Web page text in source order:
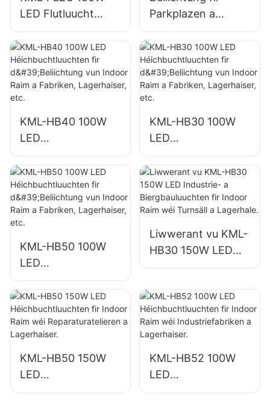
LED Flutluucht
Fournisseur fir
Outdoor Mauer- a
Beräichbeliichtung
Parkplazen a
Lagerhaiser am
Fräien KML-FL2C
200W LED
Flutluuchten
Liwwerant
KML-HB40 100W
LED
Héichbuchtluuchte
n fir d'Beliichtung
vun Indoor Raim a
Fabriken,
Lagerhaiser, etc.
KML-HB30 100W
LED
Héichbuchtluuchte
n fir d'Beliichtung
vun Indoor Raim a
Fabriken,
KML-HB50 100W
LED
Héichbuchtluuchte
n fir d'Beliichtung
vun Indoor Raim a
Fabriken,
Liwwerant vu KML-
HB30 150W LED
Industrie- a
fir Indoor Raim wéi
Turnsäll a
Lagerhale.
KML-HB50 150W
LED
Héichbuchtluuchte
KML-HB52 100W
LED
Héichbuchtluuchte